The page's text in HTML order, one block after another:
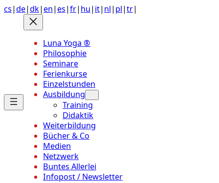
Anchor
Zum
Inhalt
springen
cs|de|dk| en| es|fr| hu| it| nl| pl|tr|
Luna Yoga ®
Philosophie
Seminare
Ferienkurse
Einzelstunden
Ausbildung
Training
Didaktik
Weiterbildung
Bücher & Co
Medien
Netzwerk
Buntes Allerlei
Infopost / Newsletter